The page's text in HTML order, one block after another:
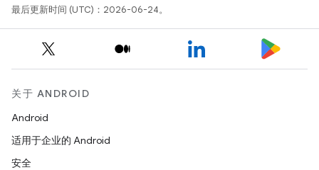
最后更新时间 (UTC)：2026-06-24。
关于 ANDROID
Android
适用于企业的 Android
安全